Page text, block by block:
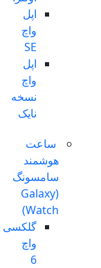
اپل
واچ
SE
اپل
واچ
نسخه
نایک
ساعت
هوشمند
سامسونگ
(Galaxy
Watch)
گلکسی
واچ
6